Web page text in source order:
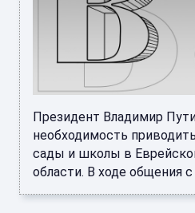
Президент Владимир
необходимость
сады и школы в
области. В ходе общения с